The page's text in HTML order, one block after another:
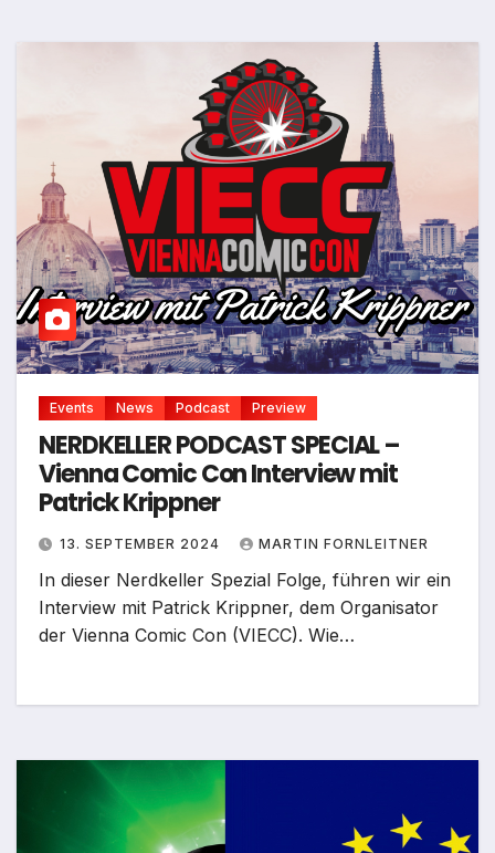
Events News Podcast Preview
NERDKELLER PODCAST SPECIAL –
Vienna Comic Con Interview mit
Patrick Krippner
13. SEPTEMBER 2024 MARTIN FORNLEITNER
In dieser Nerdkeller Spezial Folge, führen wir ein
Interview mit Patrick Krippner, dem Organisator
der Vienna Comic Con (VIECC). Wie…